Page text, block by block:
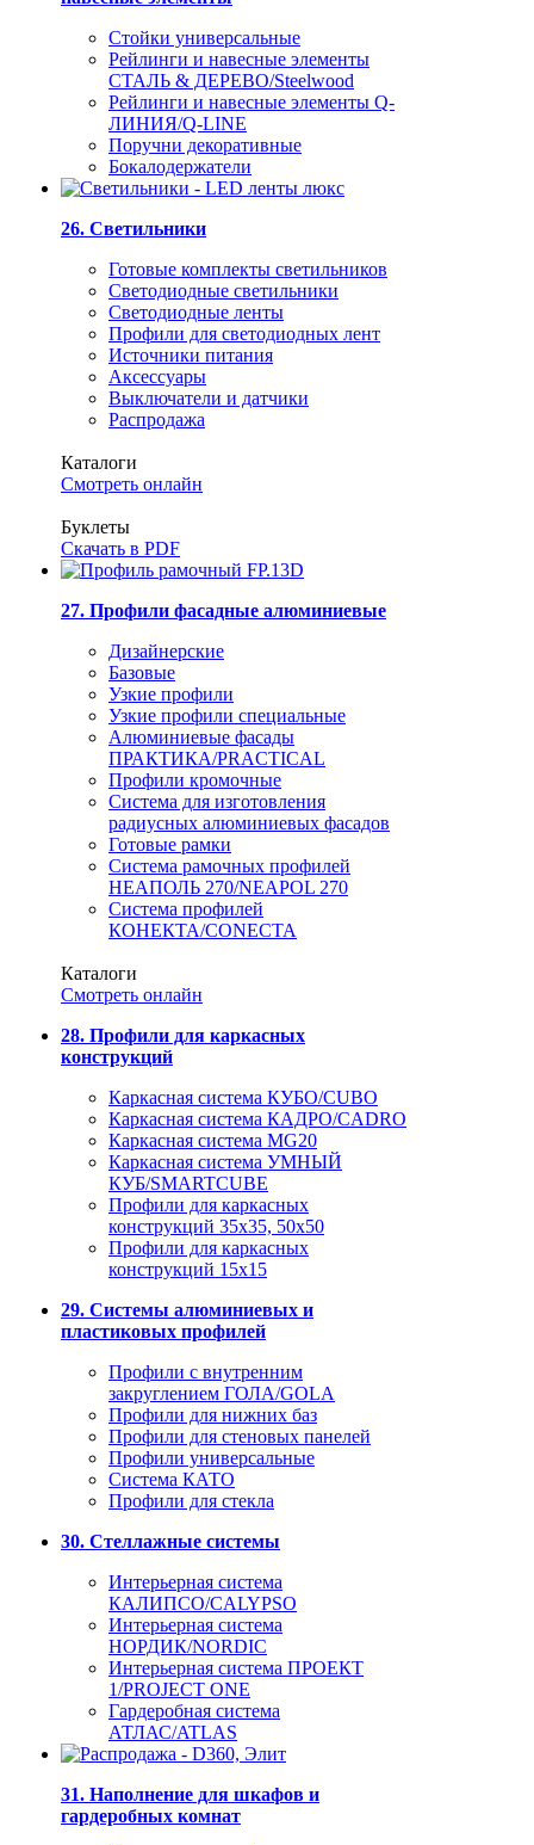
Стойки универсальные
Рейлинги и навесные элементы
СТАЛЬ & ДЕРЕВО/Steelwood
Рейлинги и навесные элементы Q-
ЛИНИЯ/Q-LINE
Поручни декоративные
Бокалодержатели
26. Светильники
Готовые комплекты светильников
Светодиодные светильники
Светодиодные ленты
Профили для светодиодных лент
Источники питания
Аксессуары
Выключатели и датчики
Распродажа
Каталоги
Смотреть онлайн
Буклеты
Скачать в PDF
27. Профили фасадные алюминиевые
Дизайнерские
Базовые
Узкие профили
Узкие профили специальные
Алюминиевые фасады
ПРАКТИКА/PRACTICAL
Профили кромочные
Система для изготовления
радиусных алюминиевых фасадов
Готовые рамки
Система рамочных профилей
НЕАПОЛЬ 270/NEAPOL 270
Система профилей
КОНЕКТА/CONECTA
Каталоги
Смотреть онлайн
28. Профили для каркасных
конструкций
Каркасная система КУБО/CUBO
Каркасная система КАДРО/CADRO
Каркасная система MG20
Каркасная система УМНЫЙ
КУБ/SMARTCUBE
Профили для каркасных
конструкций 35x35, 50x50
Профили для каркасных
конструкций 15х15
29. Системы алюминиевых и
пластиковых профилей
Профили с внутренним
закруглением ГОЛА/GOLA
Профили для нижних баз
Профили для стеновых панелей
Профили универсальные
Система КАТО
Профили для стекла
30. Стеллажные системы
Интерьерная система
КАЛИПСО/CALYPSO
Интерьерная система
НОРДИК/NORDIC
Интерьерная система ПРОЕКТ
1/PROJECT ONE
Гардеробная система
АТЛАС/ATLAS
31. Наполнение для шкафов и
гардеробных комнат